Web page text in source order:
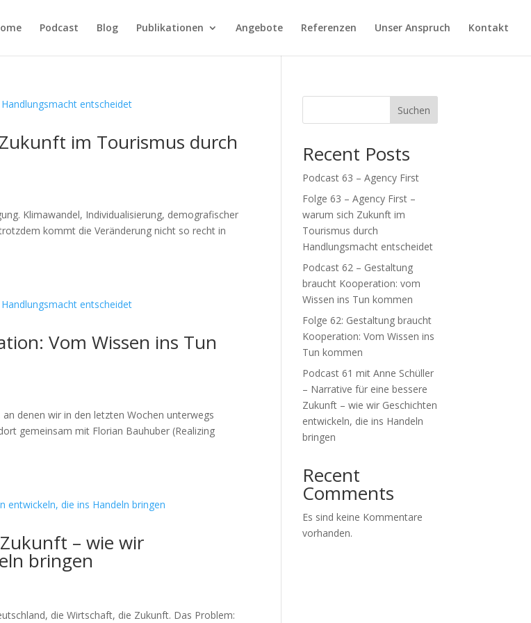
Podcast Blog Publikationen Angebote Referenzen Unser Anspruch Kontakt
im Tourismus durch
Klimawandel, Individualisierung, demografischer
kommt die Veränderung nicht so recht in
Vom Wissen ins Tun
denen wir in den letzten Wochen unterwegs
gemeinsam mit Florian Bauhuber (Realizing
– wie wir
bringen
die Wirtschaft, die Zukunft. Das Problem:
Suchen
Recent Posts
Podcast 63 – Agency First
Folge 63 – Agency First –
warum sich Zukunft im
Tourismus durch
Handlungsmacht entscheidet
Podcast 62 – Gestaltung
braucht Kooperation: vom
Wissen ins Tun kommen
Folge 62: Gestaltung braucht
Kooperation: Vom Wissen ins
Tun kommen
Podcast 61 mit Anne Schüller
– Narrative für eine bessere
Zukunft – wie wir Geschichten
entwickeln, die ins Handeln
bringen
Recent
Comments
Es sind keine Kommentare
vorhanden.